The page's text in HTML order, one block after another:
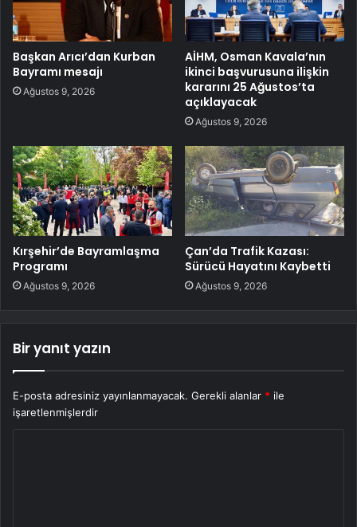
Başkan Arıcı’dan Kurban
Bayramı mesajı
Ağustos 9, 2026
AİHM, Osman Kavala’nın
ikinci başvurusuna ilişkin
kararını 25 Ağustos’ta
açıklayacak
Ağustos 9, 2026
Kırşehir’de Bayramlaşma
Programı
Ağustos 9, 2026
Çan’da Trafik Kazası:
Sürücü Hayatını Kaybetti
Ağustos 9, 2026
Bir yanıt yazın
E-posta adresiniz yayınlanmayacak. Gerekli alanlar * ile
işaretlenmişlerdir